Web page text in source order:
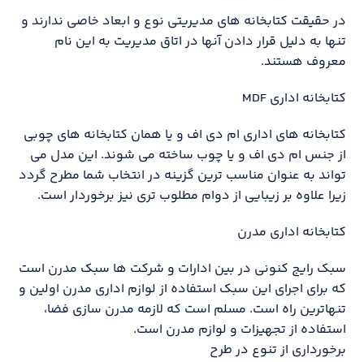
در حقیقت کتابخانه های مدیریتی نوع و ابعاد خاصی ندارند و
تنها به دلیل قرار دادن آنها در اتاق مدیریت به این نام
معروف هستند.
کتابخانه اداری MDF
کتابخانه های اداری ام دی اف و یا همان کتابخانه های چوبی
از جنس ام دی اف و یا چوب ساخته می شوند. این مدل می
تواند به عنوان مناسب ترین گزینه در انتخاب شما مطرح گردد
زیرا علاوه بر زیبایی از دوام مطلوب تری نیز برخوردار است.
کتابخانه اداری مدرن
سبک رایج کنونی در بین ادارات و شرکت ها سبک مدرن است
که برای اجرای این سبک استفاده از لوازم اداری مدرن اولین و
تنهاترین راه است. مسلم است که لازمه مدرن سازی فضا،
استفاده از تجهیزات و لوازم مدرن است.
برخورداری از تنوع در طرح